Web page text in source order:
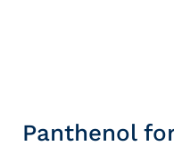
Panthenol